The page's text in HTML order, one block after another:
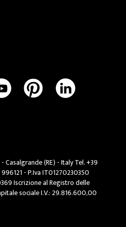
Casalgrande (RE) - Italy Tel. +39
- P.Iva IT01270230350
Iscrizione al Registro delle
sociale I.V.: 29.816.600,00